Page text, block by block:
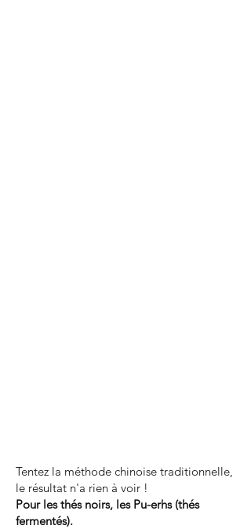
Tentez la méthode chinoise traditionnelle,
le résultat n'a rien à voir !
Pour les thés noirs, les Pu-erhs (thés
fermentés).